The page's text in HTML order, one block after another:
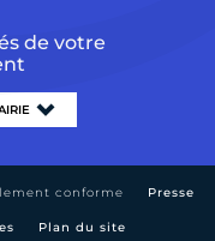
de votre
conforme Presse
Plan du site